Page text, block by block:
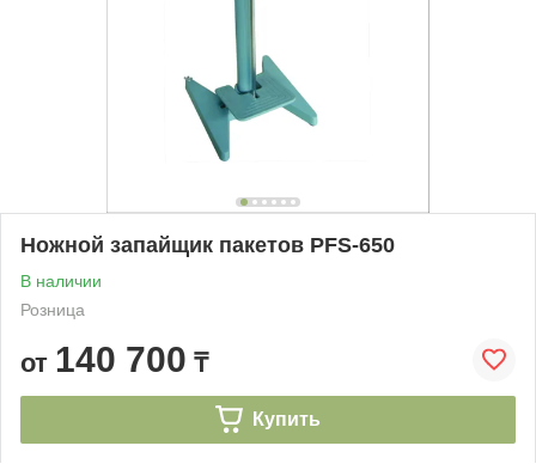
Ножной запайщик пакетов PFS-650
В наличии
Розница
от 140 700 ₸
Купить